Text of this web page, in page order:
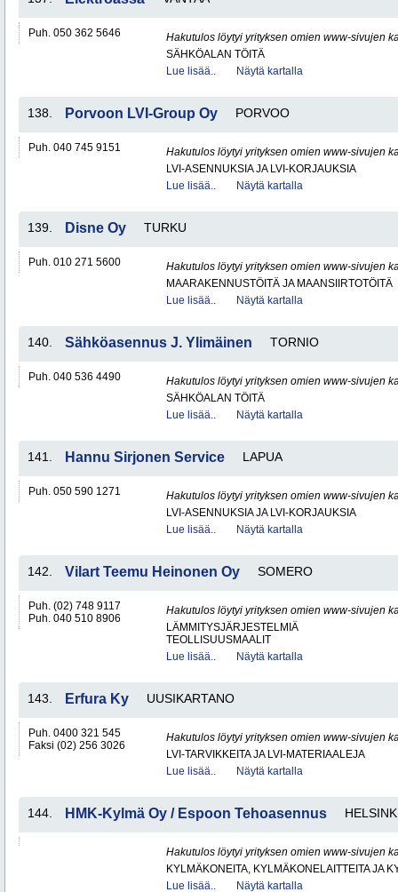
Puh. 050 362 5646
Hakutulos löytyi yrityksen omien www-sivujen
SÄHKÖALAN TÖITÄ
Lue lisää..
Näytä kartalla
138. Porvoon LVI-Group Oy PORVOO
Puh. 040 745 9151
Hakutulos löytyi yrityksen omien www-sivujen
LVI-ASENNUKSIA JA LVI-KORJAUKSIA
Lue lisää..
Näytä kartalla
139. Disne Oy TURKU
Puh. 010 271 5600
Hakutulos löytyi yrityksen omien www-sivujen
MAARAKENNUSTÖITÄ JA MAANSIIRTOTÖITÄ
Lue lisää..
Näytä kartalla
140. Sähköasennus J. Ylimäinen TORNIO
Puh. 040 536 4490
Hakutulos löytyi yrityksen omien www-sivujen
SÄHKÖALAN TÖITÄ
Lue lisää..
Näytä kartalla
141. Hannu Sirjonen Service LAPUA
Puh. 050 590 1271
Hakutulos löytyi yrityksen omien www-sivujen
LVI-ASENNUKSIA JA LVI-KORJAUKSIA
Lue lisää..
Näytä kartalla
142. Vilart Teemu Heinonen Oy SOMERO
Puh. (02) 748 9117
Puh. 040 510 8906
Hakutulos löytyi yrityksen omien www-sivujen
LÄMMITYSJÄRJESTELMIÄ
TEOLLISUUSMAALIT
Lue lisää..
Näytä kartalla
143. Erfura Ky UUSIKARTANO
Puh. 0400 321 545
Faksi (02) 256 3026
Hakutulos löytyi yrityksen omien www-sivujen
LVI-TARVIKKEITA JA LVI-MATERIAALEJA
Lue lisää..
Näytä kartalla
144. HMK-Kylmä Oy / Espoon Tehoasennus
Hakutulos löytyi yrityksen omien www-sivujen
KYLMÄKONEITA, KYLMÄKONELAITTEITA JA
Lue lisää..
Näytä kartalla